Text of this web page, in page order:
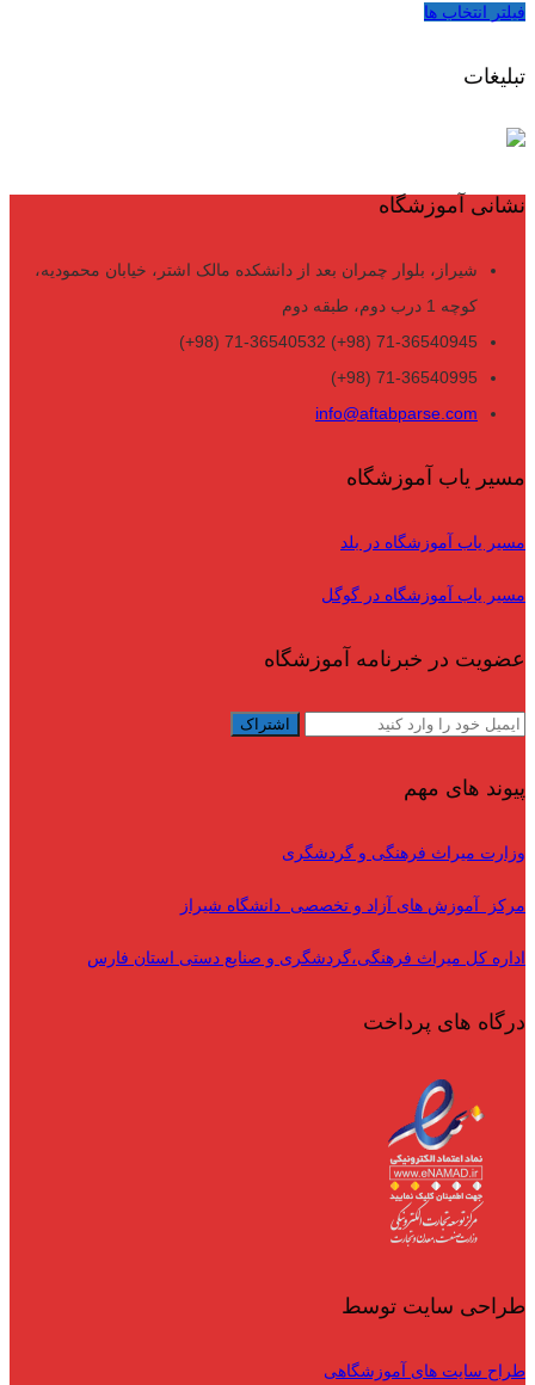
فیلتر انتخاب ها
تبلیغات
نشانی آموزشگاه
شیراز، بلوار چمران بعد از دانشکده مالک اشتر، خیابان محمودیه،
کوچه 1 درب دوم، طبقه دوم
71-36540945 (98+) 71-36540532 (98+)
71-36540995 (98+)
info@aftabparse.com
مسیر یاب آموزشگاه
مسیر یاب آموزشگاه در بلد
مسیر یاب آموزشگاه در گوگل
عضویت در خبرنامه آموزشگاه
پیوند های مهم
وزارت میراث فرهنگی و گردشگری
مرکز آموزش های آزاد و تخصصی دانشگاه شیراز
اداره کل میراث فرهنگی،گردشگری و صنایع دستی استان فارس
درگاه های پرداخت
طراحی سایت توسط
طراح سایت های آموزشگاهی